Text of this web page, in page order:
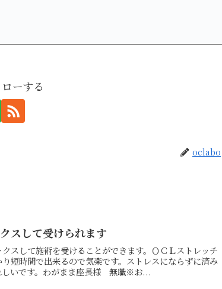
ーする
oclabo
スして受けられます
スして施術を受けることができます。ＯＣＬストレッチ
短時間で出来るので気楽です。ストレスにならずに済み
しいです。わがまま座長様 無職※お...